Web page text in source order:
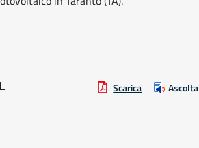
Scarica Ascolta